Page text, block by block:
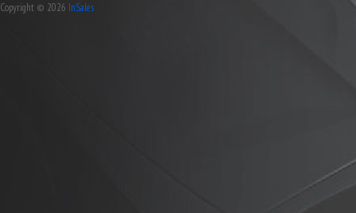
Copyright © 2026 InSales